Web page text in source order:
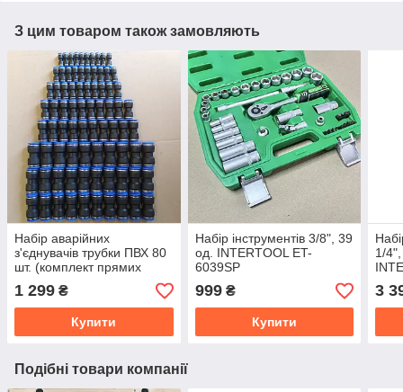
З цим товаром також замовляють
Набір аварійних
з'єднувачів трубки ПВХ 80
шт. (комплект прямих
рятувальників 4, 6, 8, 10,
12, 14, 15, 16.
1 299 ₴
Купити
Набір інструментів 3/8", 39
од. INTERTOOL ET-
6039SP
999₴
Купити
1/
3
Подібні товари компанії